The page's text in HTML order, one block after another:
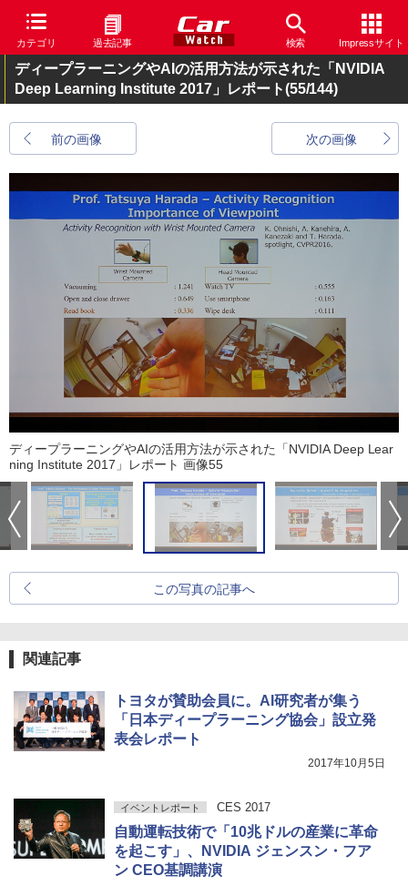
カテゴリ 過去記事 検索 Impressサイト
ディープラーニングやAIの活用方法が示された「NVIDIA
Deep Learning Institute 2017」レポート(55/144)
前の画像 次の画像
ディープラーニングやAIの活用方法が示された「NVIDIA Deep Lear
ning Institute 2017」レポート 画像55
この写真の記事へ
関連記事
トヨタが賛助会員に。AI研究者が集う
「日本ディープラーニング協会」設立発
表会レポート
2017年10月5日
イベントレポート CES 2017
自動運転技術で「10兆ドルの産業に革命
を起こす」、NVIDIA ジェンスン・フア
ン CEO基調講演